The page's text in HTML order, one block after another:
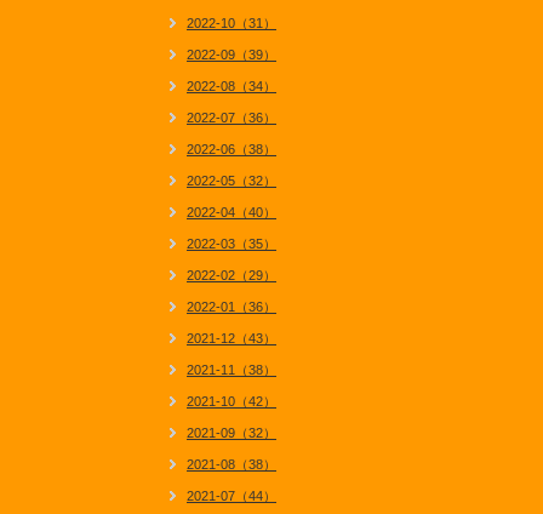
2022-10（31）
2022-09（39）
2022-08（34）
2022-07（36）
2022-06（38）
2022-05（32）
2022-04（40）
2022-03（35）
2022-02（29）
2022-01（36）
2021-12（43）
2021-11（38）
2021-10（42）
2021-09（32）
2021-08（38）
2021-07（44）